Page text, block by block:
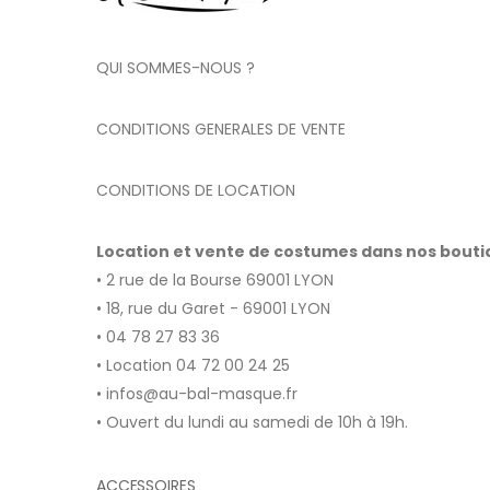
QUI SOMMES-NOUS ?
CONDITIONS GENERALES DE VENTE
CONDITIONS DE LOCATION
Location et vente de costumes dans nos
• 2 rue de la Bourse 69001 LYON
• 18, rue du Garet - 69001 LYON
• 04 78 27 83 36
• Location 04 72 00 24 25
• infos@au-bal-masque.fr
• Ouvert du lundi au samedi de 10h à 19h.
ACCESSOIRES